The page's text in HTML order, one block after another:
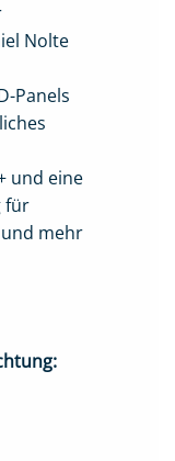
Nolte
Panels
und eine
für
mehr